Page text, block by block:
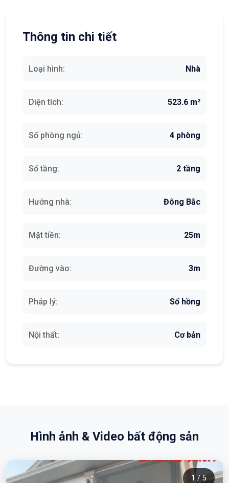
Thông tin chi tiết
Loại hình: Nhà
Diện tích: 523.6 m²
Số phòng ngủ: 4 phòng
Số tầng: 2 tầng
Hướng nhà: Đông Bắc
Mặt tiền: 25m
Đường vào: 3m
Pháp lý: Sổ hồng
Nội thất: Cơ bản
Hình ảnh & Video bất động sản
1 / 5